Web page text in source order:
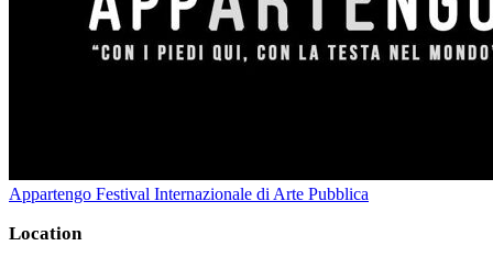
Appartengo Festival Internazionale di Arte Pubblica
Location